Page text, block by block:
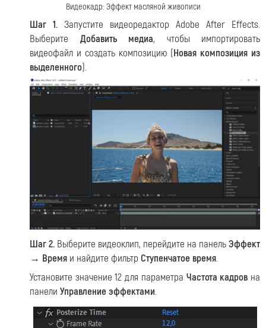
Видеокадр: Эффект масляной живописи
Шаг 1. Запустите видеоредактор Adobe After Effects.
Выберите Добавить медиа, чтобы импортировать
видеофайл и создать композицию (Новая композиция из
выделенного).
Шаг 2. Выберите видеоклип, перейдите на панельЭффект
→ Время и найдите фильтр Ступенчатое время.
Установите значение 12 для параметра Частота кадров на
панели Управление эффектами.